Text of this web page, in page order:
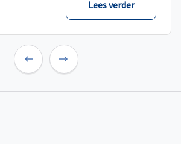
Lees verder